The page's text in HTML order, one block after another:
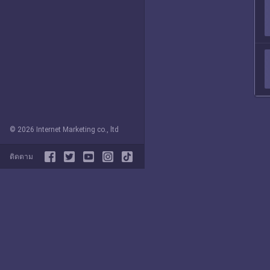
© 2026 Internet Marketing co., ltd
ติดตาม